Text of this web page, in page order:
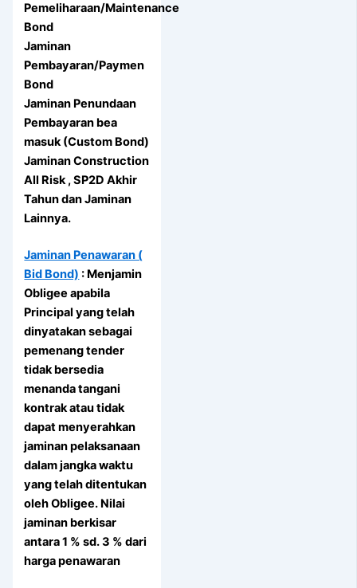
Pemeliharaan/Maintenance
Bond
Jaminan
Pembayaran/Paymen
Bond
Jaminan Penundaan
Pembayaran bea
masuk (Custom Bond)
Jaminan Construction
All Risk , SP2D Akhir
Tahun dan Jaminan
Lainnya.
Jaminan Penawaran (
Bid Bond) : Menjamin
Obligee apabila
Principal yang telah
dinyatakan sebagai
pemenang tender
tidak bersedia
menanda tangani
kontrak atau tidak
dapat menyerahkan
jaminan pelaksanaan
dalam jangka waktu
yang telah ditentukan
oleh Obligee. Nilai
jaminan berkisar
antara 1 % sd. 3 % dari
harga penawaran